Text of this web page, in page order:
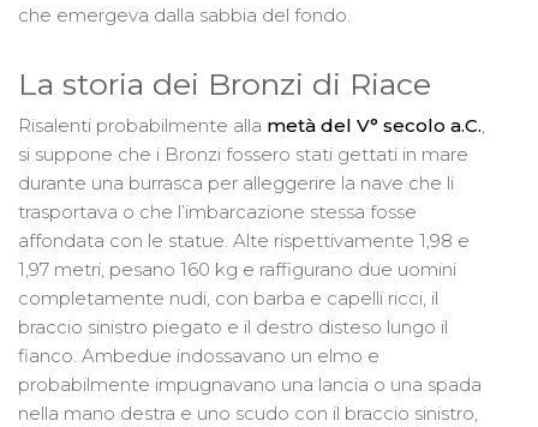
che emergeva dalla sabbia del fondo.
La storia dei Bronzi di Riace
Risalenti probabilmente alla metà del V° secolo a.C.,
si suppone che i Bronzi fossero stati gettati in mare
durante una burrasca per alleggerire la nave che li
trasportava o che l’imbarcazione stessa fosse
affondata con le statue. Alte rispettivamente 1,98 e
1,97 metri, pesano 160 kg e raffigurano due uomini
completamente nudi, con barba e capelli ricci, il
braccio sinistro piegato e il destro disteso lungo il
fianco. Ambedue indossavano un elmo e
probabilmente impugnavano una lancia o una spada
nella mano destra e uno scudo con il braccio sinistro,